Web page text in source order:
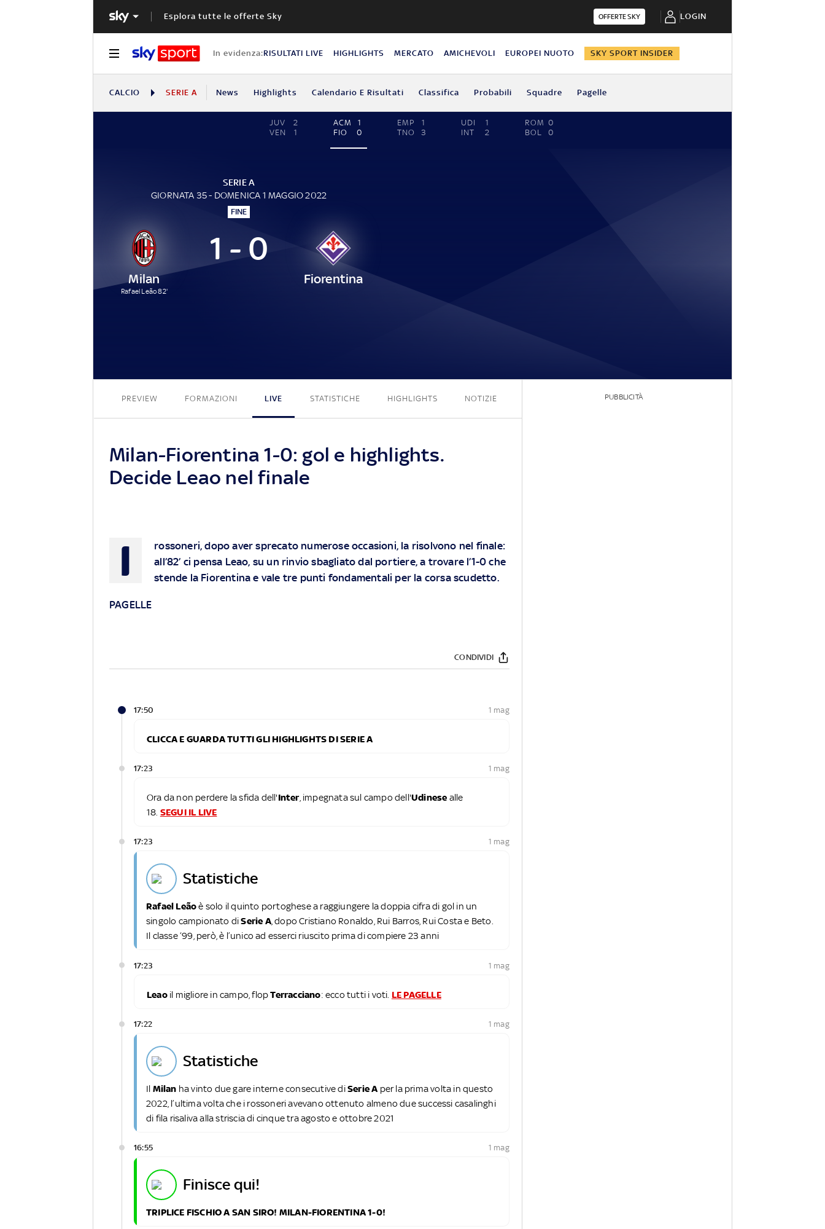
Esplora tutte le offerte Sky OFFERTE SKY LOGIN
In evidenza:RISULTATI LIVE HIGHLIGHTS MERCATO AMICHEVOLI EUROPEI NUOTO SKY SPORT INSIDER
CALCIO SERIE A News Highlights Calendario E Risultati Classifica Probabili Squadre Pagelle
JUV
2
VEN
1
ACM
1
FIO
0
EMP
1
TNO
3
UDI
1
INT
2
ROM 0
BOL
0
SERIE A
GIORNATA 35 - DOMENICA 1 MAGGIO 2022
FINE
Milan
Rafael Leão 82'
1 - 0
Fiorentina
PREVIEW FORMAZIONI LIVE STATISTICHE HIGHLIGHTS NOTIZIE
Milan-Fiorentina 1-0: gol e highlights.
Decide Leao nel finale
I
rossoneri, dopo aver sprecato numerose occasioni, la risolvono nel finale:
all’82’ ci pensa Leao, su un rinvio sbagliato dal portiere, a trovare l’1-0 che
stende la Fiorentina e vale tre punti fondamentali per la corsa scudetto.
PAGELLE
CONDIVIDI
17:50 1 mag
CLICCA E GUARDA TUTTI GLI HIGHLIGHTS DI SERIE A
17:23 1 mag
Ora da non perdere la sfida dell'Inter, impegnata sul campo dell'Udinese alle
18. SEGUI IL LIVE
17:23 1 mag
statistiche
Rafael Leãoè solo il quinto portoghese a raggiungere la doppia cifra di gol in un
singolo campionato diSerie A, dopo Cristiano Ronaldo, Rui Barros, Rui Costa e Beto.
Il classe ‘99, però, è l’unico ad esserci riuscito prima di compiere 23 anni
17:23 1 mag
Leao il migliore in campo, flopTerracciano: ecco tutti i voti. LE PAGELLE
17:22 1 mag
statistiche
Il Milan ha vinto due gare interne consecutive diSerie A per la prima volta in questo
2022, l’ultima volta che i rossoneri avevano ottenuto almeno due successi casalinghi
di fila risaliva alla striscia di cinque tra agosto e ottobre 2021
16:55 1 mag
finisce qui!
TRIPLICE FISCHIO A SAN SIRO! MILAN-FIORENTINA 1-0!
PUBBLICITÀ